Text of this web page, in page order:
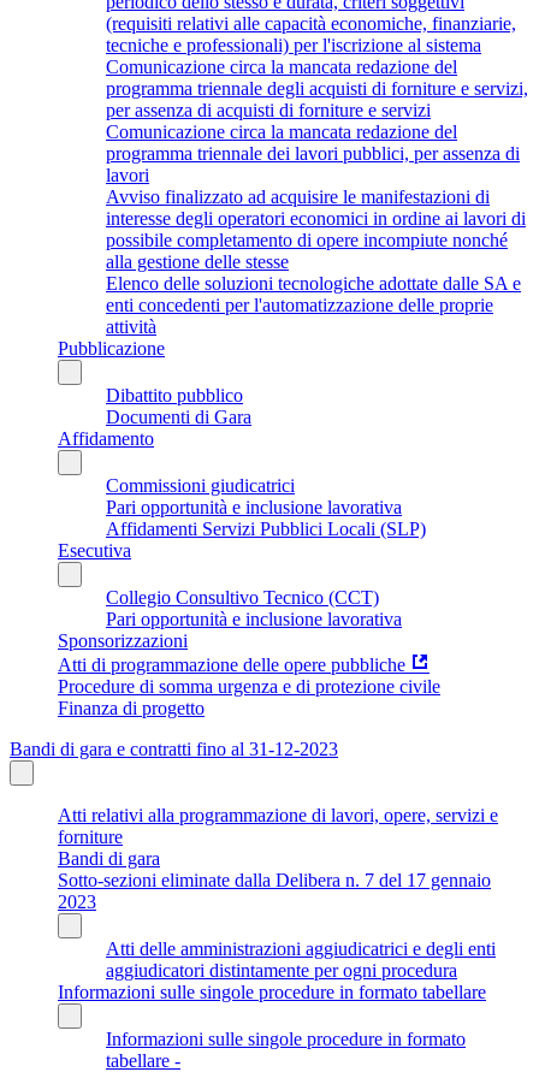
(requisiti relativi alle capacità economiche, finanziarie,
tecniche e professionali) per l'iscrizione al sistema
Comunicazione circa la mancata redazione del
programma triennale degli acquisti di forniture e servizi,
per assenza di acquisti di forniture e servizi
Comunicazione circa la mancata redazione del
programma triennale dei lavori pubblici, per assenza di
lavori
Avviso finalizzato ad acquisire le manifestazioni di
interesse degli operatori economici in ordine ai lavori di
possibile completamento di opere incompiute nonché
alla gestione delle stesse
Elenco delle soluzioni tecnologiche adottate dalle SA e
enti concedenti per l'automatizzazione delle proprie
attività
Pubblicazione
Dibattito pubblico
Documenti di Gara
Affidamento
Commissioni giudicatrici
Pari opportunità e inclusione lavorativa
Affidamenti Servizi Pubblici Locali (SLP)
Esecutiva
Collegio Consultivo Tecnico (CCT)
Pari opportunità e inclusione lavorativa
Sponsorizzazioni
Atti di programmazione delle opere pubbliche
Procedure di somma urgenza e di protezione civile
Finanza di progetto
Bandi di gara e contratti fino al 31-12-2023
Atti relativi alla programmazione di lavori, opere, servizi e
forniture
Bandi di gara
Sotto-sezioni eliminate dalla Delibera n. 7 del 17 gennaio
2023
Atti delle amministrazioni aggiudicatrici e degli enti
aggiudicatori distintamente per ogni procedura
Informazioni sulle singole procedure in formato tabellare
Informazioni sulle singole procedure in formato
tabellare -